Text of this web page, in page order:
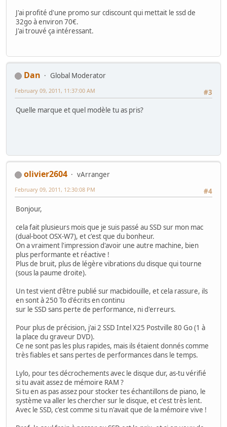
J'ai profité d'une promo sur cdiscount qui mettait le ssd de
32go à environ 70€.
J'ai trouvé ça intéressant.
Dan
Global Moderator
#3
February 09, 2011, 11:37:00 AM
Quelle marque et quel modèle tu as pris?
olivier2604
vArranger
#4
February 09, 2011, 12:30:08 PM
Bonjour,
cela fait plusieurs mois que je suis passé au SSD sur mon mac
(dual-boot OSX-W7), et c'est que du bonheur.
On a vraiment l'impression d'avoir une autre machine, bien
plus performante et réactive !
Plus de bruit, plus de légère vibrations du disque qui tourne
(sous la paume droite).
Un test vient d'être publié sur macbidouille, et cela rassure, ils
en sont à 250 To d'écrits en continu
sur le SSD sans perte de performance, ni d'erreurs.
Pour plus de précision, j'ai 2 SSD Intel X25 Postville 80 Go (1 à
la place du graveur DVD).
Ce ne sont pas les plus rapides, mais ils étaient donnés comme
très fiables et sans pertes de performances dans le temps.
Lylo, pour tes décrochements avec le disque dur, as-tu vérifié
si tu avait assez de mémoire RAM ?
Si tu en as pas assez pour stocker tes échantillons de piano, le
système va aller les chercher sur le disque, et c'est très lent.
Avec le SSD, c'est comme si tu n'avait que de la mémoire vive !